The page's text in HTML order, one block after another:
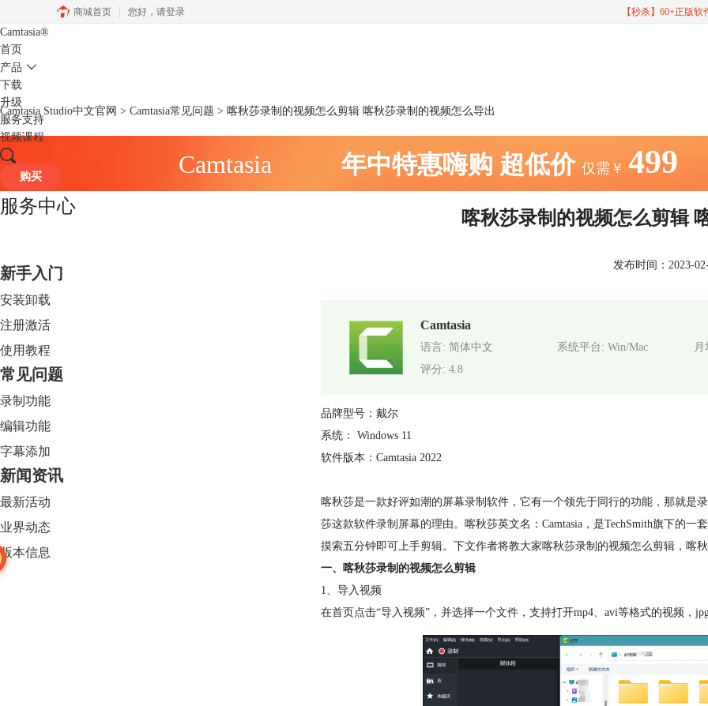
商城首页 您好， 请登录 【秒杀】60+正版
Camtasia®
首页
产品
下载
升级
服务支持
视频课程
购买
Camtasia Studio中文官网 > Camtasia常见问题 > 喀秋莎录制的视频怎么剪辑 喀秋莎录制的视频怎么导出
Camtasia 年中特惠嗨购 超低价 仅需￥ 499
服务中心
新手入门
安装卸载
注册激活
使用教程
常见问题
录制功能
编辑功能
字幕添加
新闻资讯
最新活动
业界动态
版本信息
喀秋莎录制的视频怎么剪辑
发布时间：2023-
Camtasia
语言: 简体中文 系统平台: Win/Mac
月
评分: 4.8
品牌型号：戴尔
系统： Windows 11
软件版本：Camtasia 2022
喀秋莎是一款好评如潮的屏幕录制软件，它有一个领先于同行的功能，那就是
莎这款软件录制屏幕的理由。喀秋莎英文名：Camtasia，是TechSmith旗下的
摸索五分钟即可上手剪辑。下文作者将教大家喀秋莎录制的视频怎么剪辑，喀
一、喀秋莎录制的视频怎么剪辑
1、导入视频
在首页点击“导入视频”，并选择一个文件，支持打开mp4、avi等格式的视频，